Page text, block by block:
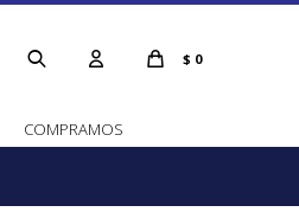
COMPRAMOS
$ 0